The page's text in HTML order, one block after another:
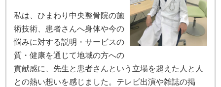
私は、ひまわり中央整骨院の施
術技術、患者さんへ身体や今の
悩みに対する説明・サービスの
質・健康を通じて地域の方への
貢献感に、先生と患者さんという立場を超えた人と人
との熱い想いを感じました。テレビ出演や雑誌の掲